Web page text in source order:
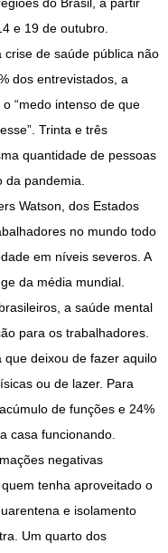
do Brasil, a partir
e 19 de outubro.
de saúde pública não
dos entrevistados, a
“medo intenso de que
Trinta e três
quantidade de pessoas
da pandemia.
Watson, dos Estados
no mundo todo
em níveis severos. A
da média mundial.
a saúde mental
para os trabalhadores.
deixou de fazer aquilo
ou de lazer. Para
de funções e 24%
casa funcionando.
negativas
tenha aproveitado o
e isolamento
Um quarto dos